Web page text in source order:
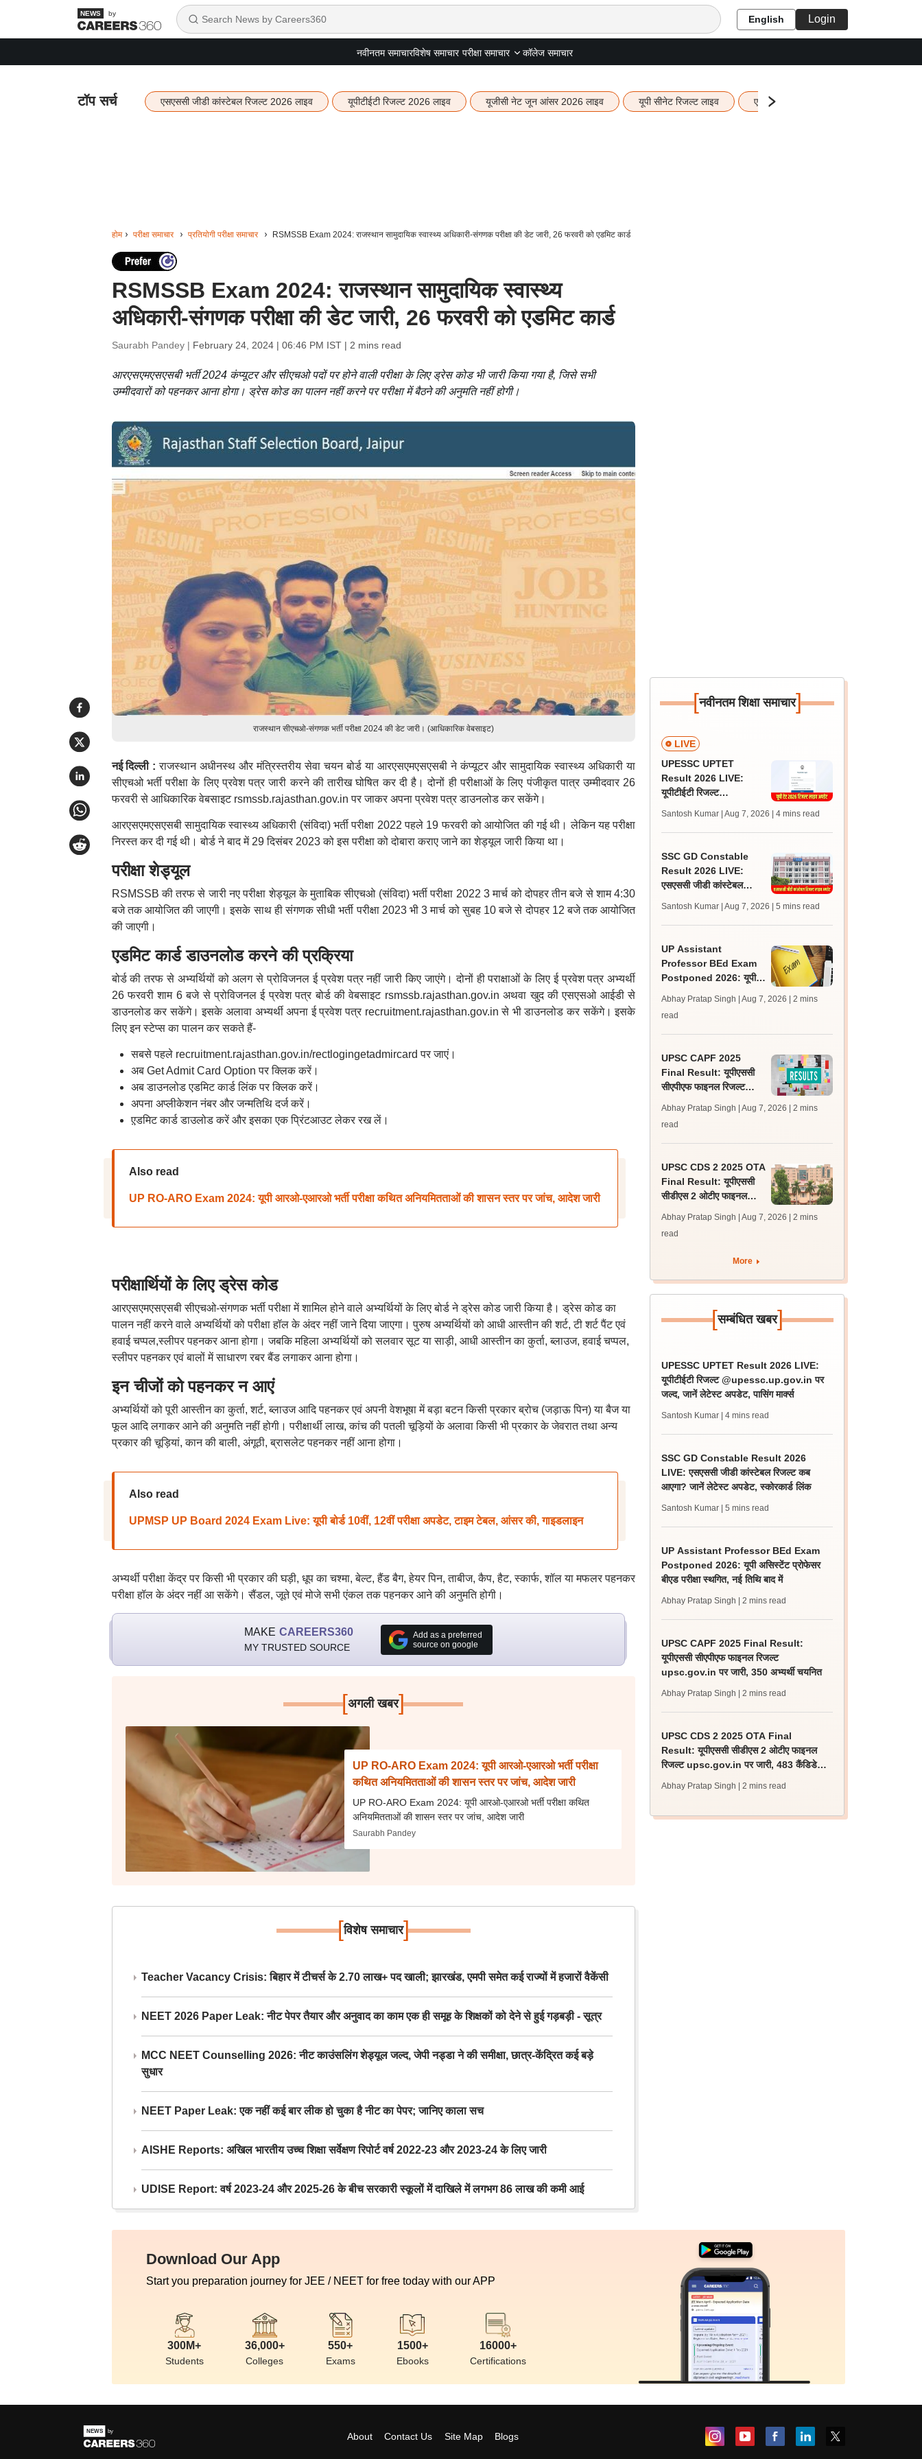
by English Login
नवीनतम समाचारविशेष समाचार परीक्षा समाचार कॉलेज समाचार
टॉप सर्च एसएससी जीडी कांस्टेबल रिजल्ट 2026 लाइव यूपीटीईटी रिजल्ट 2026 लाइव यूजीसी नेट जून आंसर 2026 लाइव यूपी सीनेट रिजल्ट लाइव एचबीएसई 12वीं का रिजल्ट लाइव
होम परीक्षा समाचार प्रतियोगी परीक्षा समाचार RSMSSB Exam 2024: राजस्थान सामुदायिक स्वास्थ्य अधिकारी-संगणक परीक्षा की डेट जारी, 26 फरवरी को एडमिट कार्ड
RSMSSB Exam 2024: राजस्थान सामुदायिक स्वास्थ्य
अधिकारी-संगणक परीक्षा की डेट जारी, 26 फरवरी को एडमिट कार्ड
Saurabh Pandey | February 24, 2024 | 06:46 PM IST| 2 mins read
आरएसएमएसएसबी भर्ती 2024 कंप्यूटर और सीएचओ पदों पर होने वाली परीक्षा के लिए ड्रेस कोड भी जारी किया गया है, जिसे सभी
उम्मीदवारों को पहनकर आना होगा। ड्रेस कोड का पालन नहीं करने पर परीक्षा में बैठने की अनुमति नहीं होगी।
राजस्थान सीएचओ-संगणक भर्ती परीक्षा 2024 की डेट जारी। (आधिकारिक वेबसाइट)
नई दिल्ली :राजस्थान अधीनस्थ और मंत्रिस्तरीय सेवा चयन बोर्ड या आरएसएमएसएसबी ने कंप्यूटर और सामुदायिक स्वास्थ्य अधिकारी या
सीएचओ भर्ती परीक्षा के लिए प्रवेश पत्र जारी करने की तारीख घोषित कर दी है। दोनों ही परीक्षाओं के लिए पंजीकृत पात्र उम्मीदवार 26
फरवरी से आधिकारिक वेबसाइट rsmssb.rajasthan.gov.in पर जाकर अपना प्रवेश पत्र डाउनलोड कर सकेंगे।
आरएसएमएसएसबी सामुदायिक स्वास्थ्य अधिकारी (संविदा) भर्ती परीक्षा 2022 पहले 19 फरवरी को आयोजित की गई थी। लेकिन यह परीक्षा
निरस्त कर दी गई थी। बोर्ड ने बाद में 29 दिसंबर 2023 को इस परीक्षा को दोबारा कराए जाने का शेड्यूल जारी किया था।
परीक्षा शेड्यूल
RSMSSB की तरफ से जारी नए परीक्षा शेड्यूल के मुताबिक सीएचओ (संविदा) भर्ती परीक्षा 2022 3 मार्च को दोपहर तीन बजे से शाम 4:30
बजे तक आयोजित की जाएगी। इसके साथ ही संगणक सीधी भर्ती परीक्षा 2023 भी 3 मार्च को सुबह 10 बजे से दोपहर 12 बजे तक आयोजित
की जाएगी।
एडमिट कार्ड डाउनलोड करने की प्रक्रिया
बोर्ड की तरफ से अभ्यर्थियों को अलग से प्रोविजनल ई प्रवेश पत्र नहीं जारी किए जाएंगे। दोनों ही पराक्षाओं के लिए ई प्रवेश पत्र अभ्यर्थी
26 फरवरी शाम 6 बजे से प्रोविजनल ई प्रवेश पत्र बोर्ड की वेबसाइट rsmssb.rajasthan.gov.in अथवा खुद की एसएसओ आईडी से
डाउनलोड कर सकेंगे। इसके अलावा अभ्यर्थी अपना ई प्रवेश पत्र recruitment.rajasthan.gov.in से भी डाउनलोड कर सकेंगे। इसके
लिए इन स्टेप्स का पालन कर सकते हैं-
सबसे पहले recruitment.rajasthan.gov.in/rectlogingetadmircard पर जाएं।
अब Get Admit Card Option पर क्लिक करें।
अब डाउनलोड एडमिट कार्ड लिंक पर क्लिक करें।
अपना अप्लीकेशन नंबर और जन्मतिथि दर्ज करें।
ए़डमिट कार्ड डाउलोड करें और इसका एक प्रिंटआउट लेकर रख लें।
Also read
UP RO-ARO Exam 2024: यूपी आरओ-एआरओ भर्ती परीक्षा कथित अनियमितताओं की शासन स्तर पर जांच, आदेश जारी
परीक्षार्थियों के लिए ड्रेस कोड
आरएसएमएसएसबी सीएचओ-संगणक भर्ती परीक्षा में शामिल होने वाले अभ्यर्थियों के लिए बोर्ड ने ड्रेस कोड जारी किया है। ड्रेस कोड का
पालन नहीं करने वाले अभ्यर्थियों को परीक्षा हॉल के अंदर नहीं जाने दिया जाएगा। पुरुष अभ्यर्थियों को आधी आस्तीन की शर्ट, टी शर्ट पैंट एवं
हवाई चप्पल,स्लीपर पहनकर आना होगा। जबकि महिला अभ्यर्थियों को सलवार सूट या साड़ी, आधी आस्तीन का कुर्ता, ब्लाउज, हवाई चप्पल,
स्लीपर पहनकर एवं बालों में साधारण रबर बैंड लगाकर आना होगा।
इन चीजों को पहनकर न आएं
अभ्यर्थियों को पूरी आस्तीन का कुर्ता, शर्ट, ब्लाउज आदि पहनकर एवं अपनी वेशभूषा में बड़ा बटन किसी प्रकार ब्रोच (जड़ाऊ पिन) या बैज या
फूल आदि लगाकर आने की अनुमति नहीं होगी। परीक्षार्थी लाख, कांच की पतली चूड़ियों के अलावा किसी भी प्रकार के जेवरात तथा अन्य
प्रकार की चूड़ियां, कान की बाली, अंगूठी, ब्रासलेट पहनकर नहीं आना होगा।
Also read
UPMSP UP Board 2024 Exam Live: यूपी बोर्ड 10वीं, 12वीं परीक्षा अपडेट, टाइम टेबल, आंसर की, गाइडलाइन
अभ्यर्थी परीक्षा केंद्र पर किसी भी प्रकार की घड़ी, धूप का चश्मा, बेल्ट, हैंड बैग, हेयर पिन, ताबीज, कैप, हैट, स्कार्फ, शॉल या मफलर पहनकर
परीक्षा हॉल के अंदर नहीं आ सकेंगे। सैंडल, जूते एवं मोजे सभी एंकल तक पहनकर आने की अनुमति होगी।
MAKE CAREERS360
MY TRUSTED SOURCE
Add as a preferred
source on google
[अगली खबर]
UP RO-ARO Exam 2024: यूपी आरओ-एआरओ भर्ती परीक्षा
कथित अनियमितताओं की शासन स्तर पर जांच, आदेश जारी
UP RO-ARO Exam 2024: यूपी आरओ-एआरओ भर्ती परीक्षा कथित
अनियमितताओं की शासन स्तर पर जांच, आदेश जारी
Saurabh Pandey
[विशेष समाचार]
Teacher Vacancy Crisis: बिहार में टीचर्स के 2.70 लाख+ पद खाली; झारखंड, एमपी समेत कई राज्यों में हजारों वैकेंसी
NEET 2026 Paper Leak: नीट पेपर तैयार और अनुवाद का काम एक ही समूह के शिक्षकों को देने से हुई गड़बड़ी - सूत्र
MCC NEET Counselling 2026: नीट काउंसलिंग शेड्यूल जल्द, जेपी नड्डा ने की समीक्षा, छात्र-केंद्रित कई बड़े
सुधार
NEET Paper Leak: एक नहीं कई बार लीक हो चुका है नीट का पेपर; जानिए काला सच
AISHE Reports: अखिल भारतीय उच्च शिक्षा सर्वेक्षण रिपोर्ट वर्ष 2022-23 और 2023-24 के लिए जारी
UDISE Report: वर्ष 2023-24 और 2025-26 के बीच सरकारी स्कूलों में दाखिले में लगभग 86 लाख की कमी आई
[नवीनतम शिक्षा समाचार]
LIVE
UPESSC UPTET
Result 2026 LIVE:
यूपीटीईटी रिजल्ट
जल्द, जानें लेटेस्ट अपडेट,
पासिंग मार्क्स
Santosh Kumar | Aug 7, 2026 | 4 mins read
SSC GD Constable
Result 2026 LIVE:
एसएससी जीडी कांस्टेबल
लेटेस्ट अपडेट, स्कोरकार्ड लिंक
Santosh Kumar | Aug 7, 2026 | 5 mins read
UP Assistant
Professor BEd Exam
Postponed 2026: यूपी
स्थगित, नई तिथि बाद में
Abhay Pratap Singh | Aug 7, 2026
| 2 mins
read
UPSC CAPF 2025
Final Result: यूपीएससी
सीएपीएफ फाइनल रिजल्ट
350 अभ्यर्थी चयनित
Abhay Pratap Singh | Aug 7, 2026
| 2 mins
read
UPSC CDS 2 2025 OTA
Final Result: यूपीएससी
सीडीएस 2 ओटीए फाइनल
जारी, 483 कैंडिडेट चयनित
Abhay Pratap Singh | Aug 7, 2026
| 2 mins
read
More
[सम्बंधित खबर]
UPESSC UPTET Result 2026 LIVE:
यूपीटीईटी रिजल्ट @upessc.up.gov.in पर
जल्द, जानें लेटेस्ट अपडेट, पासिंग मार्क्स
Santosh Kumar | 4 mins read
SSC GD Constable Result 2026
LIVE: एसएससी जीडी कांस्टेबल रिजल्ट कब
आएगा? जानें लेटेस्ट अपडेट, स्कोरकार्ड लिंक
Santosh Kumar | 5 mins read
UP Assistant Professor BEd Exam
Postponed 2026: यूपी असिस्टेंट प्रोफेसर
बीएड परीक्षा स्थगित, नई तिथि बाद में
Abhay Pratap Singh | 2 mins read
UPSC CAPF 2025 Final Result:
यूपीएससी सीएपीएफ फाइनल रिजल्ट
upsc.gov.in पर जारी, 350 अभ्यर्थी चयनित
Abhay Pratap Singh | 2 mins read
UPSC CDS 2 2025 OTA Final
Result: यूपीएससी सीडीएस 2 ओटीए फाइनल
रिजल्ट upsc.gov.in पर जारी, 483 कैंडिडेट
Abhay Pratap Singh | 2 mins read
Download Our App
Start you preparation journey for JEE / NEET for free today with our APP
300M+
Students
36,000+
Colleges
550+
Exams
1500+
Ebooks
16000+
Certifications
About Contact Us Site Map Blogs